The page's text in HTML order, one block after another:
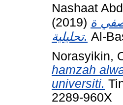
Nashaat
(2019) ة
تحليلية. Al-
Norasyikin,
hamzah
universiti.
2289-960X